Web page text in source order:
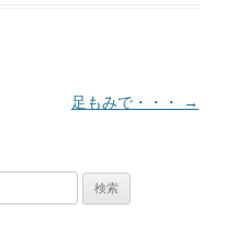
足もみで・・・ →